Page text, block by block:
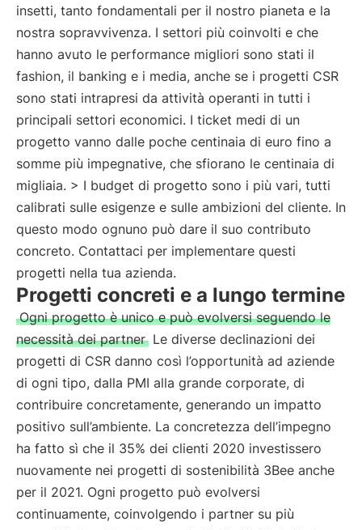
insetti, tanto fondamentali per il nostro pianeta e la
nostra sopravvivenza. I settori più coinvolti e che
hanno avuto le performance migliori sono stati il
fashion, il banking e i media, anche se i progetti CSR
sono stati intrapresi da attività operanti in tutti i
principali settori economici. I ticket medi di un
progetto vanno dalle poche centinaia di euro fino a
somme più impegnative, che sfiorano le centinaia di
migliaia. > I budget di progetto sono i più vari, tutti
calibrati sulle esigenze e sulle ambizioni del cliente. In
questo modo ognuno può dare il suo contributo
concreto. Contattaci per implementare questi
progetti nella tua azienda.
Progetti concreti e a lungo termine
Ogni progetto è unico e può evolversi seguendo le
necessità dei partner Le diverse declinazioni dei
progetti di CSR danno così l’opportunità ad aziende
di ogni tipo, dalla PMI alla grande corporate, di
contribuire concretamente, generando un impatto
positivo sull’ambiente. La concretezza dell’impegno
ha fatto sì che il 35% dei clienti 2020 investissero
nuovamente nei progetti di sostenibilità 3Bee anche
per il 2021. Ogni progetto può evolversi
continuamente, coinvolgendo i partner su più